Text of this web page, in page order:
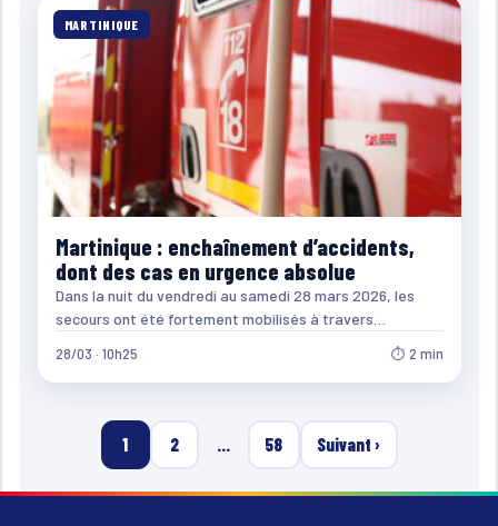
MARTINIQUE
Martinique : enchaînement d’accidents,
dont des cas en urgence absolue
Dans la nuit du vendredi au samedi 28 mars 2026, les
secours ont été fortement mobilisés à travers…
28/03 · 10h25 ⏱ 2 min
1 2 … 58 Suivant ›